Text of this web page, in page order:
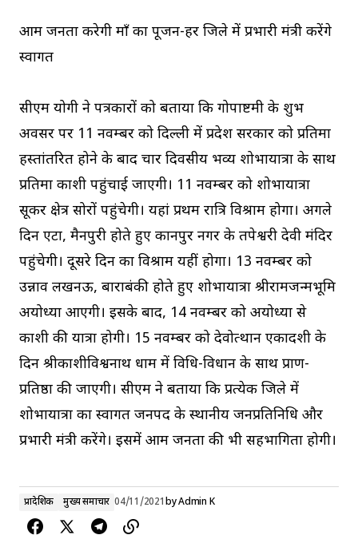
आम जनता करेगी माँ का पूजन-हर जिले में प्रभारी मंत्री करेंगे
स्वागत
सीएम योगी ने पत्रकारों को बताया कि गोपाष्टमी के शुभ
अवसर पर 11 नवम्बर को दिल्ली में प्रदेश सरकार को प्रतिमा
हस्तांतरित होने के बाद चार दिवसीय भव्य शोभायात्रा के साथ
प्रतिमा काशी पहुंचाई जाएगी। 11 नवम्बर को शोभायात्रा
सूकर क्षेत्र सोरों पहुंचेगी। यहां प्रथम रात्रि विश्राम होगा। अगले
दिन एटा, मैनपुरी होते हुए कानपुर नगर के तपेश्वरी देवी मंदिर
पहुंचेगी। दूसरे दिन का विश्राम यहीं होगा। 13 नवम्बर को
उन्नाव लखनऊ, बाराबंकी होते हुए शोभायात्रा श्रीरामजन्मभूमि
अयोध्या आएगी। इसके बाद, 14 नवम्बर को अयोध्या से
काशी की यात्रा होगी। 15 नवम्बर को देवोत्थान एकादशी के
दिन श्रीकाशीविश्वनाथ धाम में विधि-विधान के साथ प्राण-
प्रतिष्ठा की जाएगी। सीएम ने बताया कि प्रत्येक जिले में
शोभायात्रा का स्वागत जनपद के स्थानीय जनप्रतिनिधि और
प्रभारी मंत्री करेंगे। इसमें आम जनता की भी सहभागिता होगी।
प्रादेशिक मुख्य समाचार 04/11/2021byAdmin K